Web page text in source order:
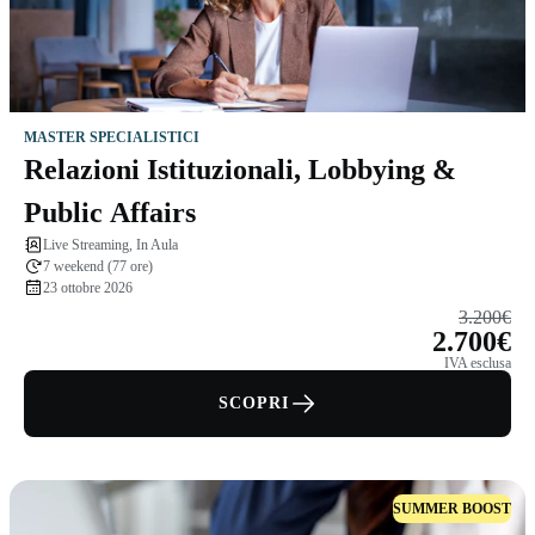
MASTER SPECIALISTICI
Relazioni Istituzionali, Lobbying &
Public Affairs
Live Streaming, In Aula
7 weekend (77 ore)
23 ottobre 2026
3.200€
2.700€
IVA esclusa
SCOPRI
SUMMER BOOST